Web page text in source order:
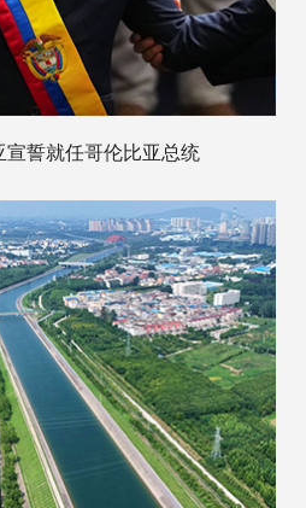
宣誓就任哥伦比亚总统